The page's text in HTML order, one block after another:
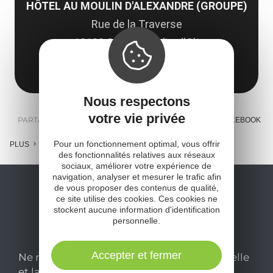
HÔTEL AU MOULIN D'ALEXANDRE (GROUPE)
Rue de la Traverse
12130 Sainte-Eulalie-d'Olt
Obtenir l'itinéraire
PARTAGER : E-MAIL MESSENGER FACEBOOK
PLUS
Ne manquez pas notre newsletter mensuelle
Nous respectons
votre vie privée
Pour un fonctionnement optimal, vous offrir
des fonctionnalités relatives aux réseaux
sociaux, améliorer votre expérience de
navigation, analyser et mesurer le trafic afin
de vous proposer des contenus de qualité,
ce site utilise des cookies. Ces cookies ne
stockent aucune information d'identification
personnelle.
Accepter et fermer